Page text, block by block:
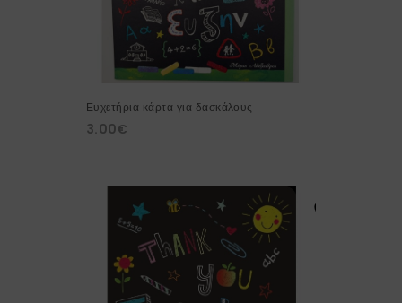
Ευχετήρια κάρτα για δασκάλους
3.00€